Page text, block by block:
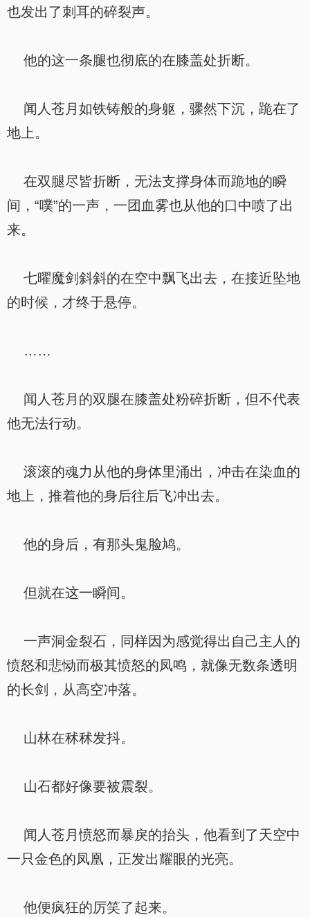
也发出了刺耳的碎裂声。
他的这一条腿也彻底的在膝盖处折断。
闻人苍月如铁铸般的身躯，骤然下沉，跪在了
地上。
在双腿尽皆折断，无法支撑身体而跪地的瞬
间，“噗”的一声，一团血雾也从他的口中喷了出
来。
七曜魔剑斜斜的在空中飘飞出去，在接近坠地
的时候，才终于悬停。
……
闻人苍月的双腿在膝盖处粉碎折断，但不代表
他无法行动。
滚滚的魂力从他的身体里涌出，冲击在染血的
地上，推着他的身后往后飞冲出去。
他的身后，有那头鬼脸鸠。
但就在这一瞬间。
一声洞金裂石，同样因为感觉得出自己主人的
愤怒和悲恸而极其愤怒的凤鸣，就像无数条透明
的长剑，从高空冲落。
山林在秫秫发抖。
山石都好像要被震裂。
闻人苍月愤怒而暴戾的抬头，他看到了天空中
一只金色的凤凰，正发出耀眼的光亮。
他便疯狂的厉笑了起来。